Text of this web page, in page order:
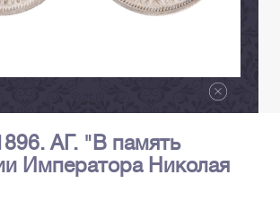
АГ. "В память
Императора Николая